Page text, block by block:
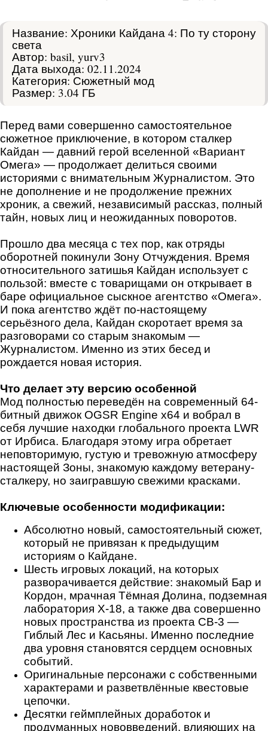
Название: Хроники Кайдана 4: По ту сторону
света
Автор: basil, yurv3
Дата выхода: 02.11.2024
Категория: Сюжетный мод
Размер: 3.04 ГБ
Перед вами совершенно самостоятельное
сюжетное приключение, в котором сталкер
Кайдан — давний герой вселенной «Вариант
Омега» — продолжает делиться своими
историями с внимательным Журналистом. Это
не дополнение и не продолжение прежних
хроник, а свежий, независимый рассказ, полный
тайн, новых лиц и неожиданных поворотов.
Прошло два месяца с тех пор, как отряды
оборотней покинули Зону Отчуждения. Время
относительного затишья Кайдан использует с
пользой: вместе с товарищами он открывает в
баре официальное сыскное агентство «Омега».
И пока агентство ждёт по-настоящему
серьёзного дела, Кайдан скоротает время за
разговорами со старым знакомым —
Журналистом. Именно из этих бесед и
рождается новая история.
Что делает эту версию особенной
Мод полностью переведён на современный 64-
битный движок OGSR Engine x64 и вобрал в
себя лучшие находки глобального проекта LWR
от Ирбиса. Благодаря этому игра обретает
неповторимую, густую и тревожную атмосферу
настоящей Зоны, знакомую каждому ветерану-
сталкеру, но заигравшую свежими красками.
Ключевые особенности модификации:
Абсолютно новый, самостоятельный сюжет,
который не привязан к предыдущим
историям о Кайдане.
Шесть игровых локаций, на которых
разворачивается действие: знакомый Бар и
Кордон, мрачная Тёмная Долина, подземная
лаборатория Х-18, а также два совершенно
новых пространства из проекта СВ-3 —
Гиблый Лес и Касьяны. Именно последние
два уровня становятся сердцем основных
событий.
Оригинальные персонажи с собственными
характерами и разветвлённые квестовые
цепочки.
Десятки геймплейных доработок и
продуманных нововведений, влияющих на